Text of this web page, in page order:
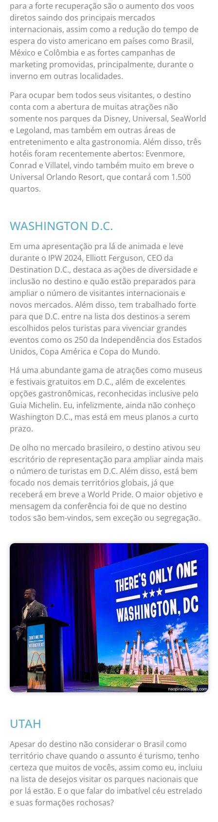
para a forte recuperação são o aumento dos voos
diretos saindo dos principais mercados
internacionais, assim como a redução do tempo de
espera do visto americano em países como Brasil,
México e Colômbia e as fortes campanhas de
marketing promovidas, principalmente, durante o
inverno em outras localidades.
Para ocupar bem todos seus visitantes, o destino
conta com a abertura de muitas atrações não
somente nos parques da Disney, Universal, SeaWorld
e Legoland, mas também em outras áreas de
entretenimento e alta gastronomia. Além disso, três
hotéis foram recentemente abertos: Evenmore,
Conrad e Villatel, vindo também muito em breve o
Universal Orlando Resort, que contará com 1.500
quartos.
WASHINGTON D.C.
Em uma apresentação pra lá de animada e leve
durante o IPW 2024, Elliott Ferguson, CEO da
Destination D.C., destaca as ações de diversidade e
inclusão no destino e quão estão preparados para
ampliar o número de visitantes internacionais e
novos mercados. Além disso, tem trabalhado forte
para que D.C. entre na lista dos destinos a serem
escolhidos pelos turistas para vivenciar grandes
eventos como os 250 da Independência dos Estados
Unidos, Copa América e Copa do Mundo.
Há uma abundante gama de atrações como museus
e festivais gratuitos em D.C., além de excelentes
opções gastronômicas, reconhecidas inclusive pelo
Guia Michelin. Eu, infelizmente, ainda não conheço
Washington D.C., mas está em meus planos a curto
prazo.
De olho no mercado brasileiro, o destino ativou seu
escritório de representação para ampliar ainda mais
o número de turistas em D.C. Além disso, está bem
focado nos demais territórios globais, já que
receberá em breve a World Pride. O maior objetivo e
mensagem da conferência foi de que no destino
todos são bem-vindos, sem exceção ou segregação.
UTAH
Apesar do destino não considerar o Brasil como
território chave quando o assunto é turismo, tenho
certeza que muitos de vocês, assim como eu, incluiu
na lista de desejos visitar os parques nacionais que
por lá estão. E o que falar do imbatível céu estrelado
e suas formações rochosas?